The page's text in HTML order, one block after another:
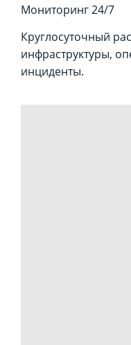
Мониторинг 24/7
Круглосуточный
инфраструктуры,
инциденты.